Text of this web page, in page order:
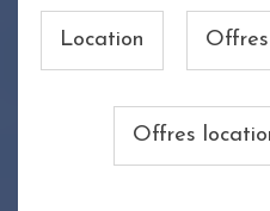
Location
Offres